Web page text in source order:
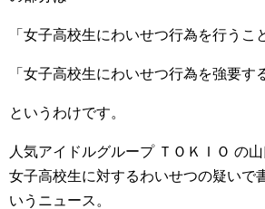
「女子高校生にわいせつ行為を行う
「女子高校生にわいせつ行為を強要す
というわけです。
人気アイドルグループ ＴＯＫＩＯ の山
女子高校生に対するわいせつの疑いで
いうニュース。